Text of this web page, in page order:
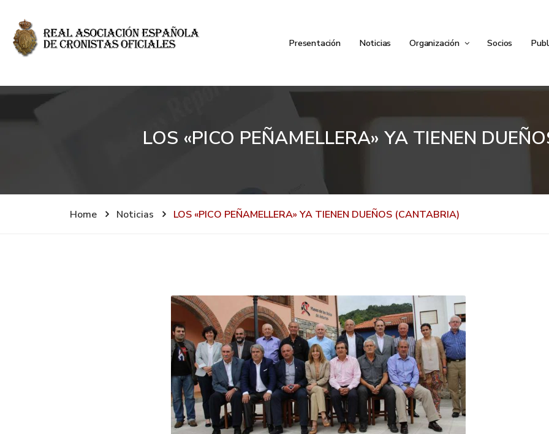
Presentación Noticias Organización Socios
LOS «PICO PEÑAMELLERA» YA TIENEN
Home Noticias LOS «PICO PEÑAMELLERA» YA TIENEN DUEÑOS (CANTABRIA)